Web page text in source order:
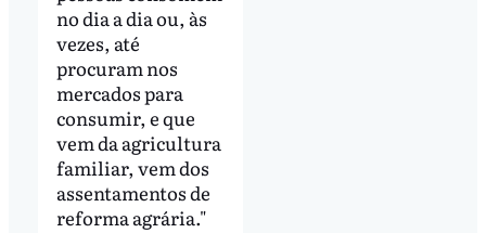
no dia a dia ou, às
vezes, até
procuram nos
mercados para
consumir, e que
vem da agricultura
familiar, vem dos
assentamentos de
reforma agrária."